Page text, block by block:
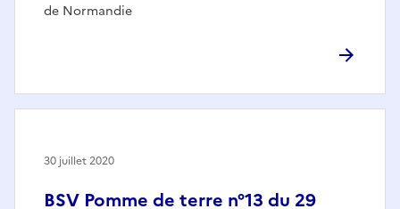
de Normandie
BSV Pomme de terre n°13 du 29
30 juillet 2020